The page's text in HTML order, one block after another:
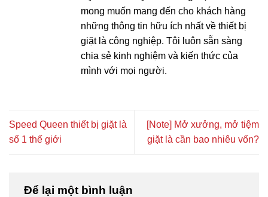
mong muốn mang đến cho khách hàng
những thông tin hữu ích nhất về thiết bị
giặt là công nghiệp. Tôi luôn sẵn sàng
chia sẻ kinh nghiệm và kiến thức của
mình với mọi người.
Speed Queen thiết bị giặt là
số 1 thế giới
[Note] Mở xưởng, mở tiệm
giặt là cần bao nhiêu vốn?
Để lại một bình luận